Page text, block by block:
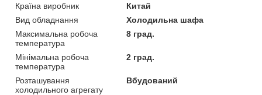
Країна виробник
Китай
Вид обладнання
Холодильна шафа
Максимальна робоча
температура
8 град.
Мінімальна робоча
температура
2 град.
Розташування
холодильного агрегату
Вбудований